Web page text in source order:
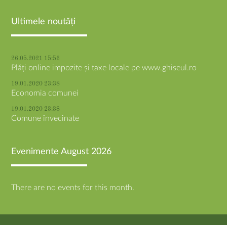
Ultimele noutăți
26.05.2021 15:56
Plăți online impozite și taxe locale pe www.ghiseul.ro
19.01.2020 23:38
Economia comunei
19.01.2020 23:38
Comune învecinate
Evenimente August 2026
There are no events for this month.